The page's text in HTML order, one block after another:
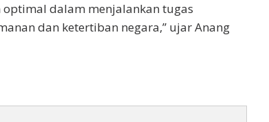
optimal dalam menjalankan tugas
dan ketertiban negara,” ujar Anang